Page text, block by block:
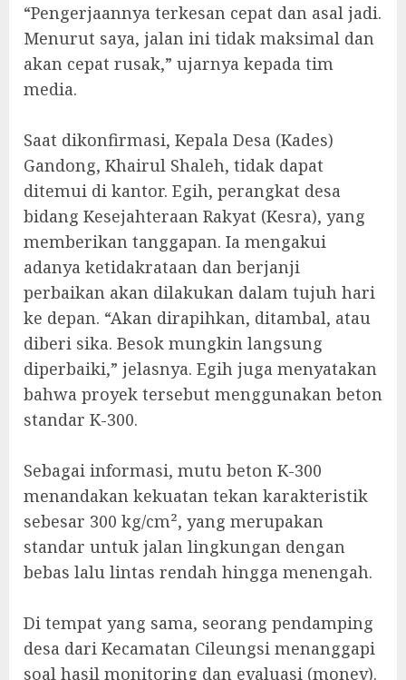
“Pengerjaannya terkesan cepat dan asal jadi.
Menurut saya, jalan ini tidak maksimal dan
akan cepat rusak,” ujarnya kepada tim
media.
‎Saat dikonfirmasi, Kepala Desa (Kades)
Gandong, Khairul Shaleh, tidak dapat
ditemui di kantor. Egih, perangkat desa
bidang Kesejahteraan Rakyat (Kesra), yang
memberikan tanggapan. Ia mengakui
adanya ketidakrataan dan berjanji
perbaikan akan dilakukan dalam tujuh hari
ke depan. “Akan dirapihkan, ditambal, atau
diberi sika. Besok mungkin langsung
diperbaiki,” jelasnya. Egih juga menyatakan
bahwa proyek tersebut menggunakan beton
standar K-300.
‎Sebagai informasi, mutu beton K-300
menandakan kekuatan tekan karakteristik
sebesar 300 kg/cm², yang merupakan
standar untuk jalan lingkungan dengan
bebas lalu lintas rendah hingga menengah.
‎Di tempat yang sama, seorang pendamping
desa dari Kecamatan Cileungsi menanggapi
soal hasil monitoring dan evaluasi (monev).